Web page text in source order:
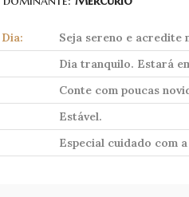
Seja sereno e acredite
Dia tranquilo. Estará
Conte com poucas
Estável.
Especial cuidado com